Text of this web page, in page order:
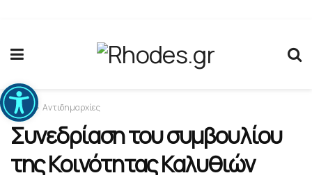
Ανοίξτε τη γραμμή εργαλείων
Home Αντιδημαρχίες
Συνεδρίαση του συμβουλίου
της Κοινότητας Καλυθιών